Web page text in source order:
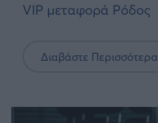
VIP μεταφορά Ρόδος
Διαβάστε Περισσότερα